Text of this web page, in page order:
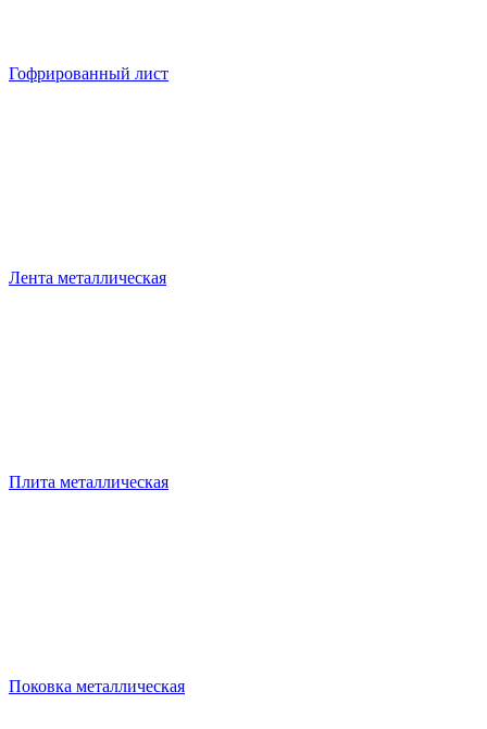
Гофрированный лист
Лента металлическая
Плита металлическая
Поковка металлическая